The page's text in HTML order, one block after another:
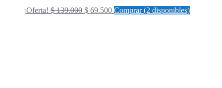
¡Oferta! $139.000 Original
$ 69.500Current
Comprar (2 disponibles)